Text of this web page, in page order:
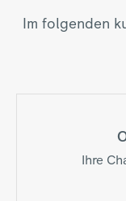
Im folgenden
Ihre